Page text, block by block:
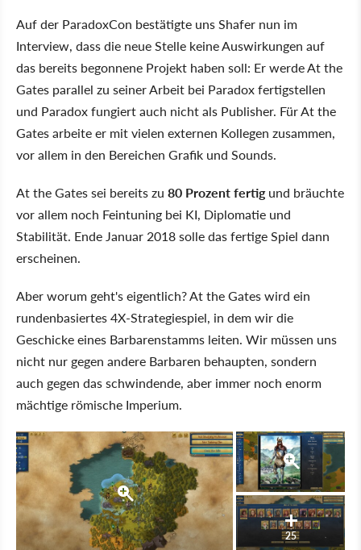
Auf der ParadoxCon bestätigte uns Shafer nun im
Interview, dass die neue Stelle keine Auswirkungen auf
das bereits begonnene Projekt haben soll: Er werde At the
Gates parallel zu seiner Arbeit bei Paradox fertigstellen
und Paradox fungiert auch nicht als Publisher. Für At the
Gates arbeite er mit vielen externen Kollegen zusammen,
vor allem in den Bereichen Grafik und Sounds.
At the Gates sei bereits zu 80 Prozent fertigund bräuchte
vor allem noch Feintuning bei KI, Diplomatie und
Stabilität. Ende Januar 2018 solle das fertige Spiel dann
erscheinen.
Aber worum geht's eigentlich? At the Gates wird ein
rundenbasiertes 4X-Strategiespiel, in dem wir die
Geschicke eines Barbarenstamms leiten. Wir müssen uns
nicht nur gegen andere Barbaren behaupten, sondern
auch gegen das schwindende, aber immer noch enorm
mächtige römische Imperium.
25